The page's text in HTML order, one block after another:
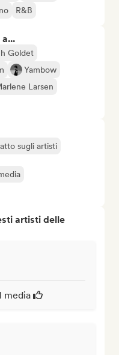
R&B
Goldet
Yambow
Larsen
sugli artisti
artisti delle
media